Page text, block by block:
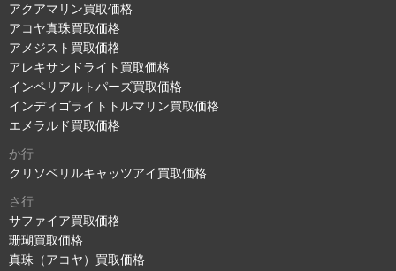
アクアマリン買取価格
アコヤ真珠買取価格
アメジスト買取価格
アレキサンドライト買取価格
インペリアルトパーズ買取価格
インディゴライトトルマリン買取価格
エメラルド買取価格
か行
クリソベリルキャッツアイ買取価格
さ行
サファイア買取価格
珊瑚買取価格
真珠（アコヤ）買取価格